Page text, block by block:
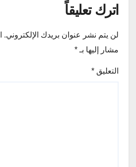
اترك تعليقاً
لن يتم نشر عنوان بريدك الإلكتروني.
مشار إليها بـ *
التعليق *